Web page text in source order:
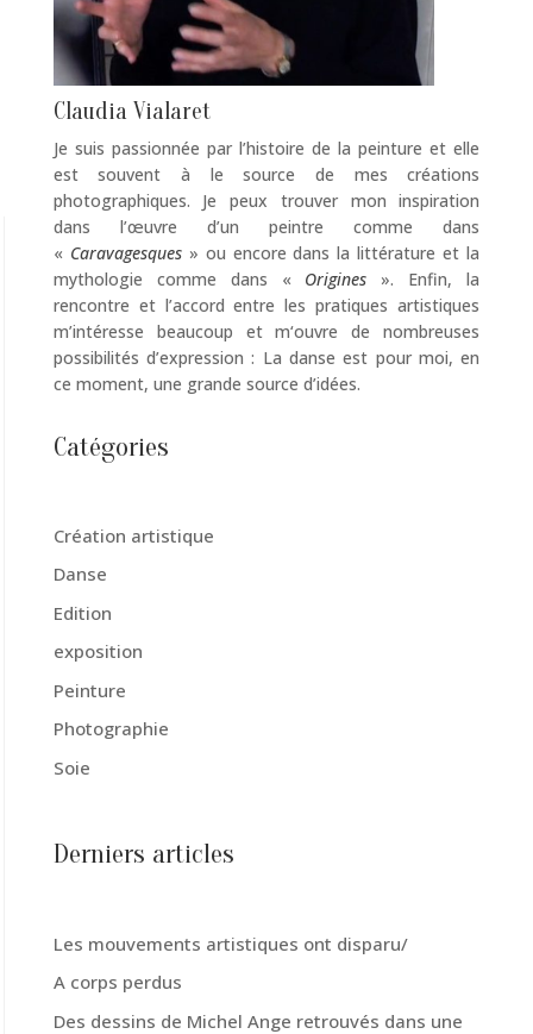
Claudia Vialaret
Je suis passionnée par l’histoire de la peinture et elle
est souvent à le source de mes créations
photographiques. Je peux trouver mon inspiration
dans l’œuvre d’un peintre comme dans
« Caravagesques » ou encore dans la littérature et la
mythologie comme dans « Origines ». Enfin, la
rencontre et l’accord entre les pratiques artistiques
m’intéresse beaucoup et m‘ouvre de nombreuses
possibilités d’expression : La danse est pour moi, en
ce moment, une grande source d’idées.
Catégories
Création artistique
Danse
Edition
exposition
Peinture
Photographie
Soie
Derniers articles
Les mouvements artistiques ont disparu/
A corps perdus
Des dessins de Michel Ange retrouvés dans une